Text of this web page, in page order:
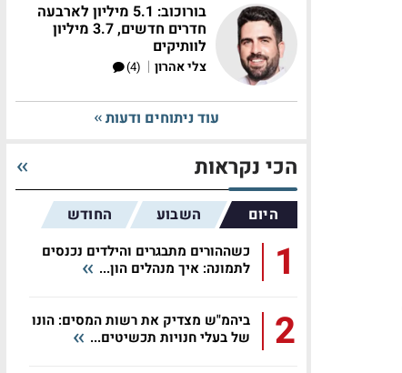
בורוכוב: 5.1 מיליון לארבעה
חדרים חדשים, 3.7 מיליון
לוותיקים
צלי אהרון |
(4)
עוד ניתוחים ודעות
הכי נקראות
היום השבוע החודש
1
כשההורים מתבגרים והילדים נכנסים
לתמונה: איך מנהלים הון...
2
ביהמ"ש מצדיק את רשות המסים: הונו
של בעלי חנויות תכשיטים...